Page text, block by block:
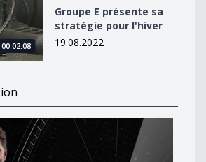
00:02:08
Groupe E présente sa
stratégie pour l'hiver
19.08.2022